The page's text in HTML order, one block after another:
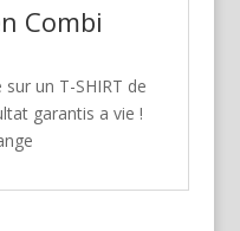
Combi
un T-SHIRT de
garantis a vie !